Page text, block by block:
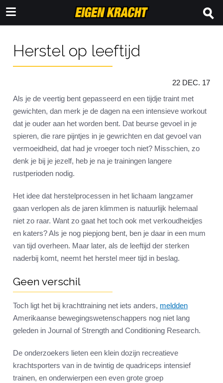
Herstel op leeftijd
22 DEC. 17
Als je de veertig bent gepasseerd en een tijdje traint met
gewichten, dan merk je de dagen na een intensieve workout
dat je ouder aan het worden bent. Dat beurse gevoel in je
spieren, die rare pijntjes in je gewrichten en dat gevoel van
vermoeidheid, dat had je vroeger toch niet? Misschien, zo
denk je bij je jezelf, heb je na je trainingen langere
rustperioden nodig.
Het idee dat herstelprocessen in het lichaam langzamer
gaan verlopen als de jaren klimmen is natuurlijk helemaal
niet zo raar. Want zo gaat het toch ook met verkoudheidjes
en katers? Als je nog piepjong bent, ben je daar in een mum
van tijd overheen. Maar later, als de leeftijd der sterken
naderbij komt, neemt het herstel meer tijd in beslag.
Geen verschil
Toch ligt het bij krachttraining net iets anders, meldden
Amerikaanse bewegingswetenschappers nog niet lang
geleden in Journal of Strength and Conditioning Research.
De onderzoekers lieten een klein dozijn recreatieve
krachtsporters van in de twintig de quadriceps intensief
trainen, en onderwierpen een even grote groep